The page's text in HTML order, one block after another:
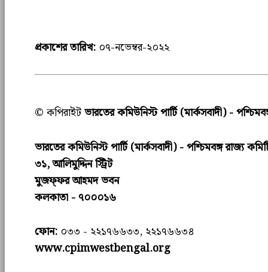
প্রকাশের তারিখ: ০৭-নভেম্বর-২০২২
© কপিরাইটভারতের কমিউনিস্ট পার্টি (মার্কসবাদী) -
ভারতের কমিউনিস্ট পার্টি (মার্কসবাদী) - পশ্চিমবঙ্গ রাজ্য
৩১, আলিমুদ্দিন স্ট্রিট
মুজফ্ফ‌র আহমদ ভবন
কলকাতা - ৭০০০১৬
ফোন: ০৩৩ - ২২১৭৬৬৩৩, ২২১৭৬৬৩৪
www.cpimwestbengal.org